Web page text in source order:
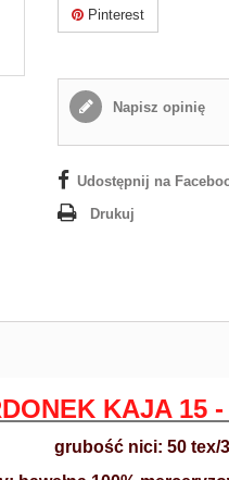
Pinterest
Napisz opinię
Udostępnij na
Drukuj
KAJA 15
grubość nici: 50 tex/